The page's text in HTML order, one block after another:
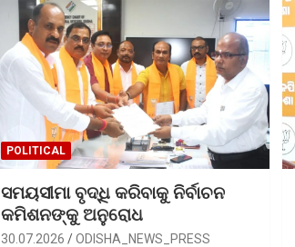
POLITICAL
ସମୟସୀମା ବୃଦ୍ଧି କରିବାକୁ ନିର୍ବାଚନ
କମିଶନଙ୍କୁ ଅନୁରୋଧ
30.07.2026 ODISHA_NEWS_PRESS